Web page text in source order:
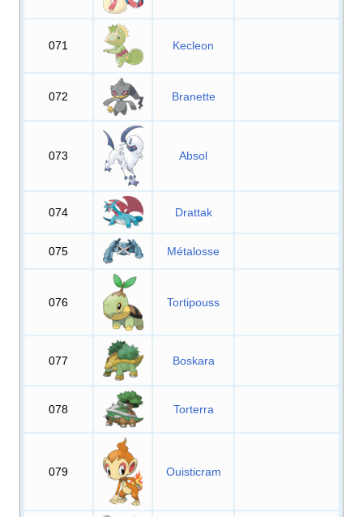
071 Kecleon
072 Branette
073 Absol
074 Drattak
075 Métalosse
076 Tortipouss
077 Boskara
078 Torterra
079 Ouisticram